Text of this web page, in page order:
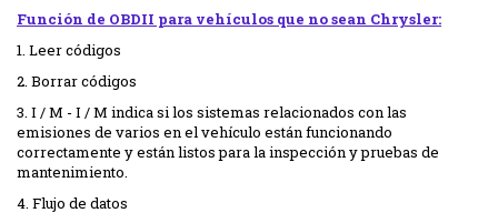
Función de OBDII para vehículos que no sean Chrysler:
1. Leer códigos
2. Borrar códigos
3. I / M - I / M indica si los sistemas relacionados con las
emisiones de varios en el vehículo están funcionando
correctamente y están listos para la inspección y pruebas de
mantenimiento.
4. Flujo de datos